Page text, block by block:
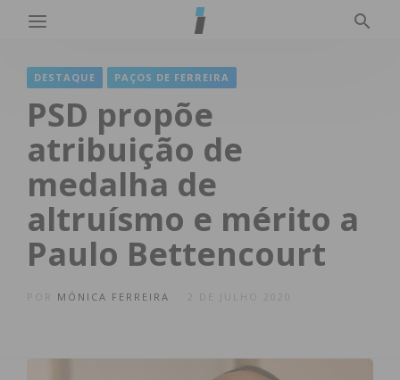
DESTAQUE PAÇOS DE FERREIRA
PSD propõe
atribuição de
medalha de
altruísmo e mérito a
Paulo Bettencourt
MÓNICA FERREIRA